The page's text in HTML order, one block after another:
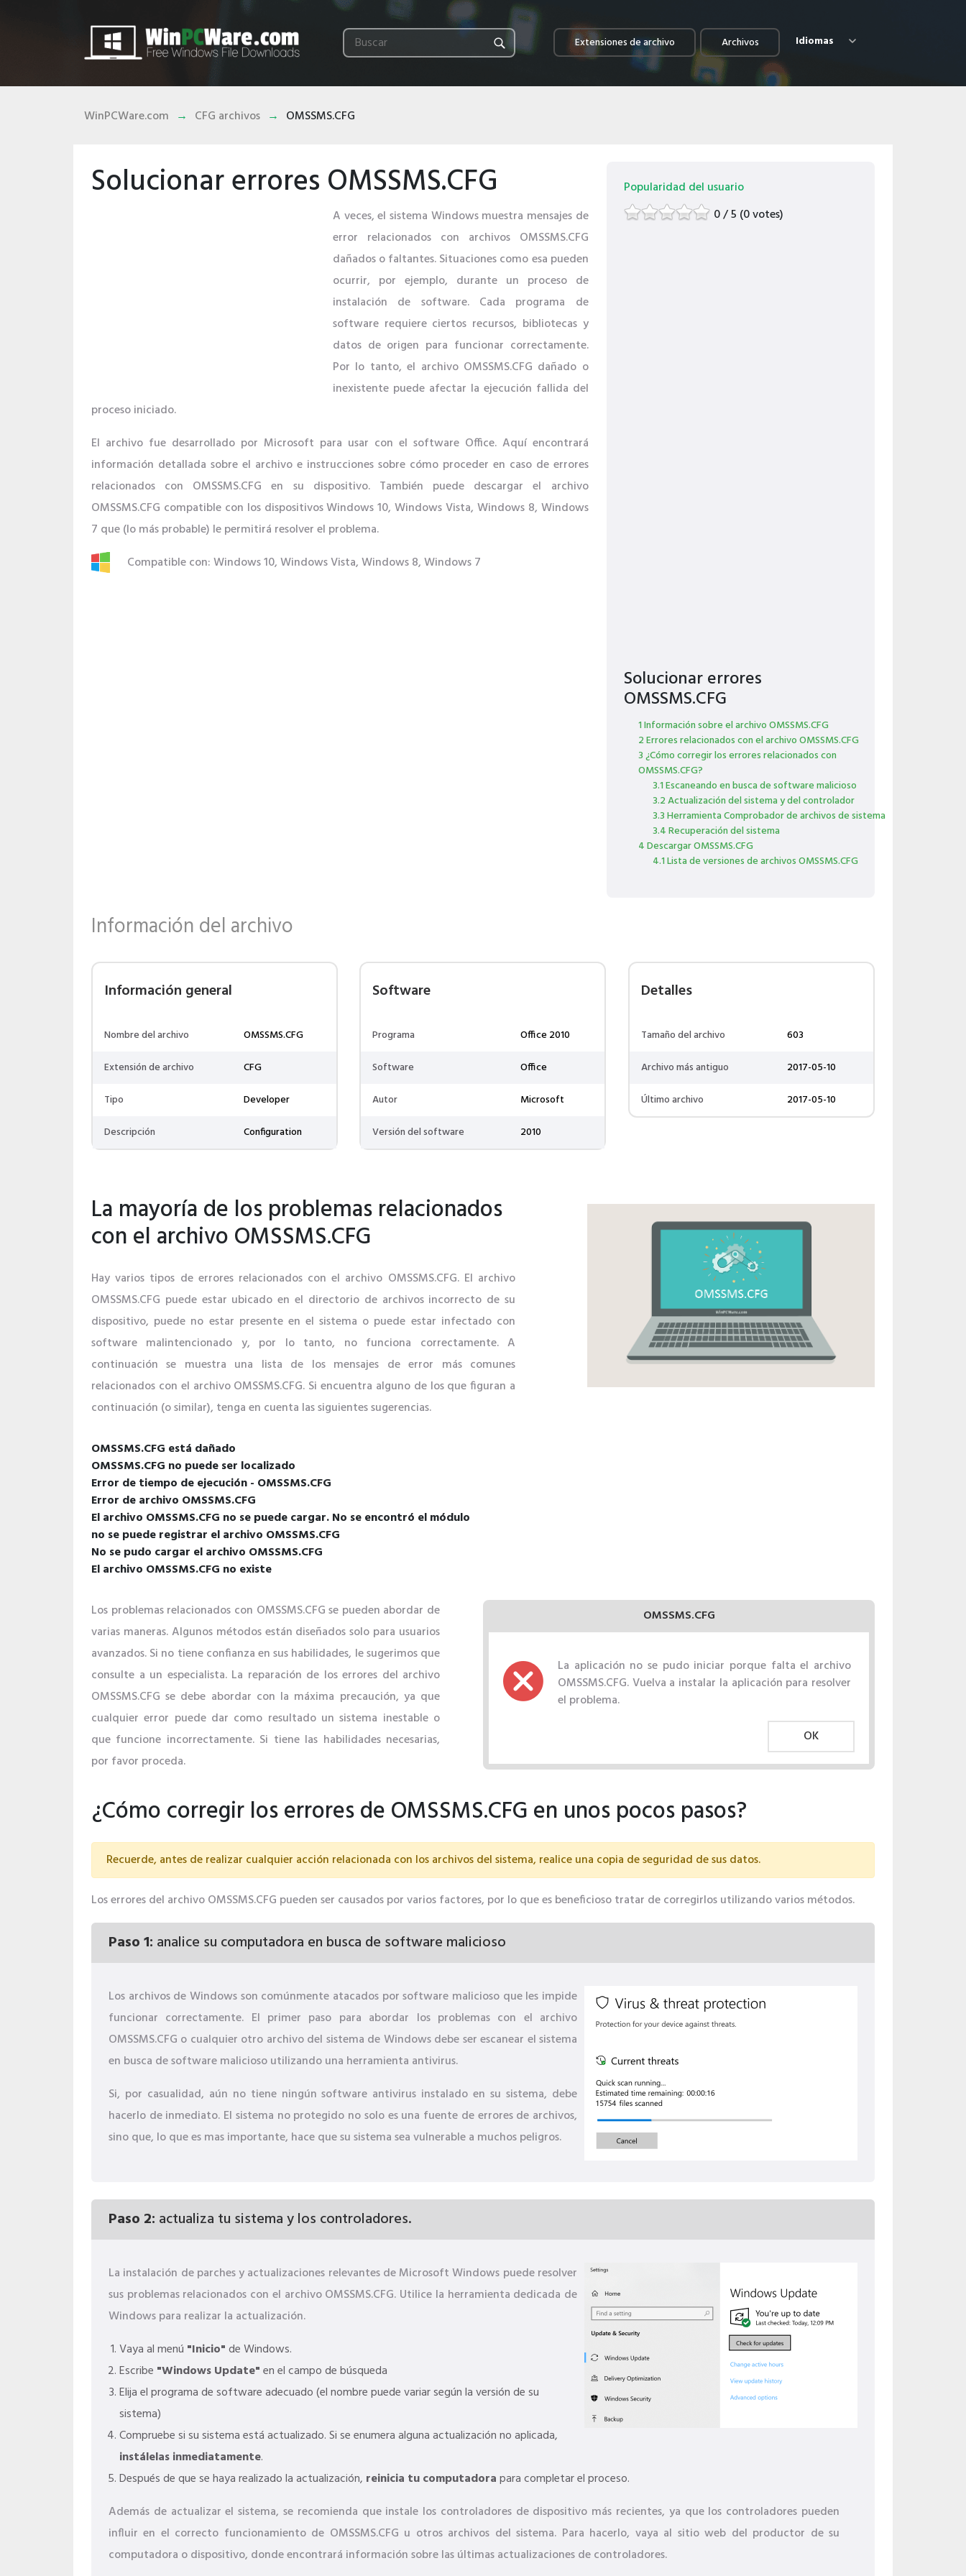
Extensiones de archivo Archivos Idiomas
WinPCWare.com CFG archivos OMSSMS.CFG
Solucionar errores OMSSMS.CFG
A veces, el sistema Windows muestra mensajes de
error relacionados con archivos OMSSMS.CFG
dañados o faltantes. Situaciones como esa pueden
ocurrir, por ejemplo, durante un proceso de
instalación de software. Cada programa de
software requiere ciertos recursos, bibliotecas y
datos de origen para funcionar correctamente.
Por lo tanto, el archivo OMSSMS.CFG dañado o
inexistente puede afectar la ejecución fallida del
proceso iniciado.
El archivo fue desarrollado por Microsoft para usar con el software Office. Aquí encontrará
información detallada sobre el archivo e instrucciones sobre cómo proceder en caso de errores
relacionados con OMSSMS.CFG en su dispositivo. También puede descargar el archivo
OMSSMS.CFG compatible con los dispositivos Windows 10, Windows Vista, Windows 8, Windows
7 que (lo más probable) le permitirá resolver el problema.
Compatible con: Windows 10, Windows Vista, Windows 8, Windows 7
Popularidad del usuario
0 / 5 (0 votes)
Solucionar errores
OMSSMS.CFG
1 Información sobre el archivo OMSSMS.CFG
2 Errores relacionados con el archivo OMSSMS.CFG
3 ¿Cómo corregir los errores relacionados con
OMSSMS.CFG?
3.1 Escaneando en busca de software malicioso
3.2 Actualización del sistema y del controlador
3.3 Herramienta Comprobador de archivos de sistema
3.4 Recuperación del sistema
4 Descargar OMSSMS.CFG
4.1 Lista de versiones de archivos OMSSMS.CFG
Información del archivo
Información general
Nombre del archivo
OMSSMS.CFG
Extensión de archivo
CFG
Tipo
Developer
Descripción
Configuration
Software
Programa
Office 2010
Software
Office
Autor
Microsoft
Versión del software
2010
Detalles
Tamaño del archivo
603
Archivo más antiguo
2017-05-10
Último archivo
2017-05-10
La mayoría de los problemas relacionados
con el archivo OMSSMS.CFG
Hay varios tipos de errores relacionados con el archivo OMSSMS.CFG. El archivo
OMSSMS.CFG puede estar ubicado en el directorio de archivos incorrecto de su
dispositivo, puede no estar presente en el sistema o puede estar infectado con
software malintencionado y, por lo tanto, no funciona correctamente. A
continuación se muestra una lista de los mensajes de error más comunes
relacionados con el archivo OMSSMS.CFG. Si encuentra alguno de los que figuran a
continuación (o similar), tenga en cuenta las siguientes sugerencias.
OMSSMS.CFG está dañado
OMSSMS.CFG no puede ser localizado
Error de tiempo de ejecución - OMSSMS.CFG
Error de archivo OMSSMS.CFG
El archivo OMSSMS.CFG no se puede cargar. No se encontró el módulo
no se puede registrar el archivo OMSSMS.CFG
No se pudo cargar el archivo OMSSMS.CFG
El archivo OMSSMS.CFG no existe
OMSSMS.CFG
La aplicación no se pudo iniciar porque falta el archivo
OMSSMS.CFG. Vuelva a instalar la aplicación para resolver
el problema.
OK
Los problemas relacionados con OMSSMS.CFG se pueden abordar de
varias maneras. Algunos métodos están diseñados solo para usuarios
avanzados. Si no tiene confianza en sus habilidades, le sugerimos que
consulte a un especialista. La reparación de los errores del archivo
OMSSMS.CFG se debe abordar con la máxima precaución, ya que
cualquier error puede dar como resultado un sistema inestable o
que funcione incorrectamente. Si tiene las habilidades necesarias,
por favor proceda.
¿Cómo corregir los errores de OMSSMS.CFG en unos pocos pasos?
Recuerde, antes de realizar cualquier acción relacionada con los archivos del sistema, realice una copia de seguridad de sus datos.
Los errores del archivo OMSSMS.CFG pueden ser causados ​​por varios factores, por lo que es beneficioso tratar de corregirlos utilizando varios métodos.
Paso 1: analice su computadora en busca de software malicioso
Los archivos de Windows son comúnmente atacados por software malicioso que les impide
funcionar correctamente. El primer paso para abordar los problemas con el archivo
OMSSMS.CFG o cualquier otro archivo del sistema de Windows debe ser escanear el sistema
en busca de software malicioso utilizando una herramienta antivirus.
Si, por casualidad, aún no tiene ningún software antivirus instalado en su sistema, debe
hacerlo de inmediato. El sistema no protegido no solo es una fuente de errores de archivos,
sino que, lo que es mas importante, hace que su sistema sea vulnerable a muchos peligros.
Paso 2: actualiza tu sistema y los controladores.
La instalación de parches y actualizaciones relevantes de Microsoft Windows puede resolver
sus problemas relacionados con el archivo OMSSMS.CFG. Utilice la herramienta dedicada de
Windows para realizar la actualización.
Vaya al menú "Inicio"de Windows.
Escribe "Windows Update"en el campo de búsqueda
Elija el programa de software adecuado (el nombre puede variar según la versión de su
sistema)
Compruebe si su sistema está actualizado. Si se enumera alguna actualización no aplicada,
instálelas inmediatamente.
Después de que se haya realizado la actualización, reinicia tu computadorapara completar el proceso.
Además de actualizar el sistema, se recomienda que instale los controladores de dispositivo más recientes, ya que los controladores pueden
influir en el correcto funcionamiento de OMSSMS.CFG u otros archivos del sistema. Para hacerlo, vaya al sitio web del productor de su
computadora o dispositivo, donde encontrará información sobre las últimas actualizaciones de controladores.